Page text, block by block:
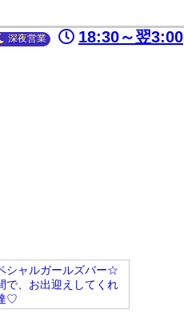
深夜営業 18:30～翌3:00
シャルガールズバー☆
で、お出迎えしてくれ
♡